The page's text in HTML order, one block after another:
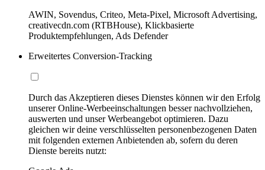
AWIN, Sovendus, Criteo, Meta-Pixel, Microsoft Advertising,
creativecdn.com (RTBHouse), Klickbasierte
Produktempfehlungen, Ads Defender
Erweitertes Conversion-Tracking
Durch das Akzeptieren dieses Dienstes können wir den Erfolg
unserer Online-Werbeeinschaltungen besser nachvollziehen,
auswerten und unser Werbeangebot optimieren. Dazu
gleichen wir deine verschlüsselten personenbezogenen Daten
mit folgenden externen Anbietenden ab, sofern du deren
Dienste bereits nutzt: